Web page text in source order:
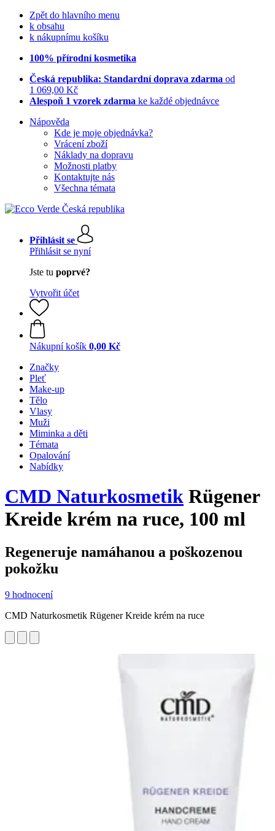
Zpět do hlavního menu
k obsahu
k nákupnímu košíku
100% přírodní kosmetika
Česká republika: Standardní doprava zdarma od
1 069,00 Kč
Alespoň 1 vzorek zdarma ke každé objednávce
Nápověda
Kde je moje objednávka?
Vrácení zboží
Náklady na dopravu
Možnosti platby
Kontaktujte nás
Všechna témata
Přihlásit se
Přihlásit se nyní
Jste tu poprvé?
Vytvořit účet
Nákupní košík 0,00 Kč
Značky
Pleť
Make-up
Tělo
Vlasy
Muži
Miminka a děti
Témata
Opalování
Nabídky
CMD Naturkosmetik Rügener
Kreide krém na ruce, 100 ml
Regeneruje namáhanou a poškozenou
pokožku
9 hodnocení
CMD Naturkosmetik Rügener Kreide krém na ruce